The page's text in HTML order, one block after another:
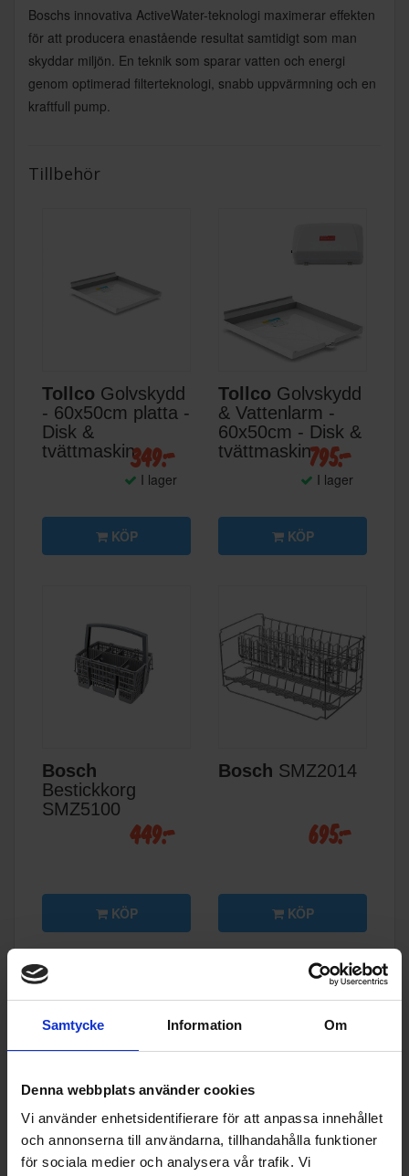
Samtycke Information Om
Denna webbplats använder cookies
Vi använder enhetsidentifierare för att anpassa innehållet
och annonserna till användarna, tillhandahålla funktioner
för sociala medier och analysera vår trafik. Vi
Boschs innovativa ActiveWater-teknologi maximerar effekten
för att producera enastående resultat samtidigt som man
skyddar miljön. En teknik som sparar vatten och energi
genom optimerad filterteknologi, snabb uppvärmning och en
kraftfull pump.
Tillbehör
Tollco Golvskydd
- 60x50cm platta -
Disk &
tvättmaskin349:-
I lager
KÖP
Tollco Golvskydd
& Vattenlarm -
60x50cm - Disk &
tvättmaskin795:-
I lager
KÖP
Bosch
Bestickkorg
SMZ5100
449:-
KÖP
Bosch SMZ2014
695:-
KÖP
BoschSGZ1010
- Slangförlängning
Bosch
Diskmaskinset